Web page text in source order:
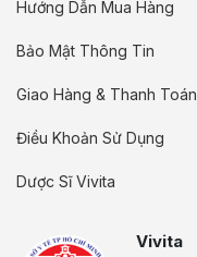
Hướng Dẫn Mua Hàng
Bảo Mật Thông Tin
Giao Hàng & Thanh Toán
Điều Khoản Sử Dụng
Dược Sĩ Vivita
Vivita